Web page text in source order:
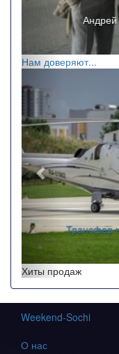
Нам доверяют...
Назад
Хиты продаж
Weekend-Sochi